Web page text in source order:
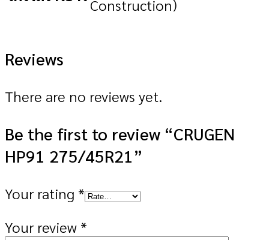
Construction)
Reviews
There are no reviews yet.
Be the first to review “CRUGEN
HP91 275/45R21”
Your rating *
Your review *